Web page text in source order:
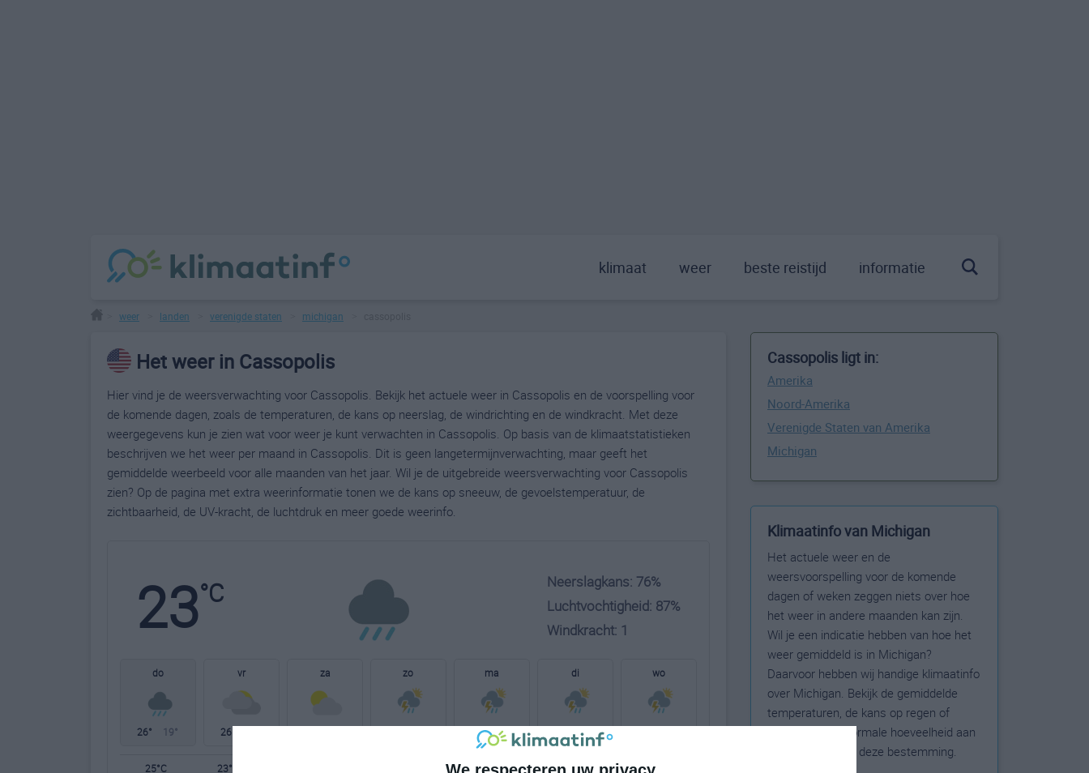
klimaat weer beste reistijd informatie
weer landen verenigde staten michigan
Het weer in Cassopolis
Hier vind je de weersverwachting voor Cassopolis. Bekijk het actuele weer in Cassopolis en de voorspelling voor
de komende dagen, zoals de temperaturen, de kans op neerslag, de windrichting en de windkracht. Met deze
weergegevens kun je zien wat voor weer je kunt verwachten in Cassopolis. Op basis van de klimaatstatistieken
beschrijven we het weer per maand in Cassopolis. Dit is geen langetermijnverwachting, maar geeft het
gemiddelde weerbeeld voor alle maanden van het jaar. Wil je de uitgebreide weersverwachting voor Cassopolis
zien? Op de pagina met extra weerinformatie tonen we de kans op sneeuw, de gevoelstemperatuur, de
zichtbaarheid, de UV-kracht, de luchtdruk en meer goede weerinfo.
23°C
Neerslagkans: 76%
Luchtvochtigheid: 87%
Windkracht: 1
do
26° 19°
vr
26°
za zo ma
28° 19°
di
18°
wo
25°C 23°C 19°C 21°C 24°C 26°C
Cassopolis ligt in:
Amerika
Noord-Amerika
Verenigde Staten van Amerika
Michigan
Klimaatinfo van Michigan
Het actuele weer en de
weersvoorspelling voor de komende
dagen of weken zeggen niets over hoe
het weer in andere maanden kan zijn.
Wil je een indicatie hebben van hoe het
weer gemiddeld is in Michigan?
Daarvoor hebben wij handige klimaatinfo
over Michigan. Bekijk de gemiddelde
temperaturen, de kans op regen of
sneeuw en de normale hoeveelheid aan
zonneschijn voor deze bestemming.